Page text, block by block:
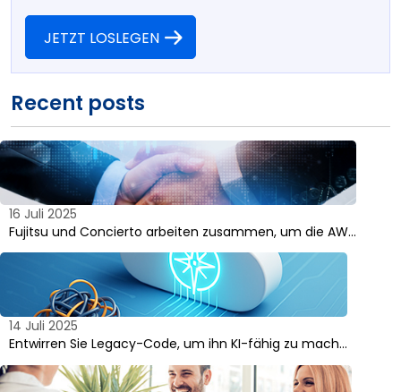
JETZT LOSLEGEN
Recent posts
16 Juli 2025
Fujitsu und Concierto arbeiten zusammen, um die AW…
14 Juli 2025
Entwirren Sie Legacy-Code, um ihn KI-fähig zu mach…